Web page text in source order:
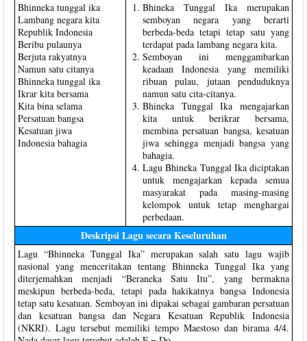
Bhinneka tunggal ika
Lambang negara kita
Republik Indonesia
Beribu pulaunya
Berjuta rakyatnya
Namun satu citanya
Bhinneka tunggal ika
Ikrar kita bersama
Kita bina selama
Persatuan bangsa
Kesatuan jiwa
Indonesia bahagia
Bhineka Tunggal Ika merupakan
semboyan negara yang berarti
berbeda-beda tetapi tetap satu yang
terdapat pada lambang negara kita.
Semboyan ini menggambarkan
keadaan Indonesia yang memiliki
ribuan pulau, jutaan penduduknya
namun satu cita-citanya.
Bhineka Tunggal Ika mengajarkan
kita untuk berikrar bersama,
membina persatuan bangsa, kesatuan
jiwa sehingga menjadi bangsa yang
bahagia.
Lagu Bhineka Tunggal Ika diciptakan
untuk mengajarkan kepada semua
masyarakat pada masing-masing
kelompok untuk tetap menghargai
perbedaan.
Deskripsi Lagu secara Keseluruhan
Lagu “Bhinneka Tunggal Ika” merupakan salah satu lagu wajib
nasional yang menceritakan tentang Bhinneka Tunggal Ika yang
diterjemahkan menjadi “Beraneka Satu Itu”, yang bermakna
meskipun berbeda-beda, tetapi pada hakikatnya bangsa Indonesia
tetap satu kesatuan. Semboyan ini dipakai sebagai gambaran persatuan
dan kesatuan bangsa dan Negara Kesatuan Republik Indonesia
(NKRI). Lagu tersebut memiliki tempo Maestoso dan birama 4/4.